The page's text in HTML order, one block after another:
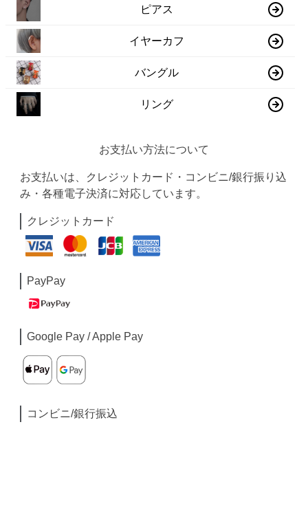
ピアス
イヤーカフ
バングル
リング
お支払い方法について
お支払いは、クレジットカード・コンビニ/銀行振り込
み・各種電子決済に対応しています。
クレジットカード
PayPay
Google Pay / Apple Pay
コンビニ/銀行振込